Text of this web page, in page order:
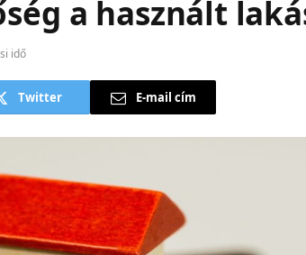
a használt
idő
Twitter E-mail cím